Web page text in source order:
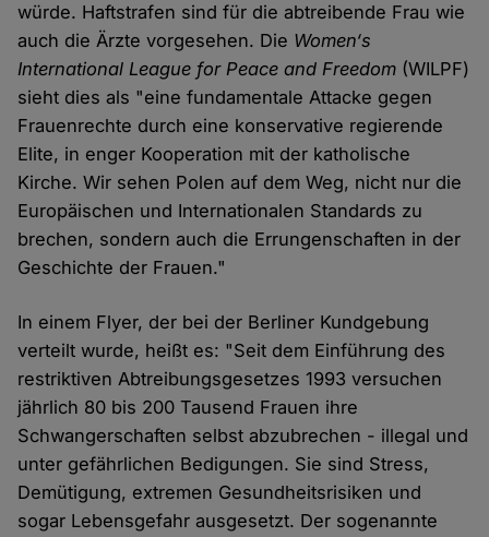
würde. Haftstrafen sind für die abtreibende Frau wie
auch die Ärzte vorgesehen. Die Women‘s
International League for Peace and Freedom (WILPF)
sieht dies als "eine fundamentale Attacke gegen
Frauenrechte durch eine konservative regierende
Elite, in enger Kooperation mit der katholische
Kirche. Wir sehen Polen auf dem Weg, nicht nur die
Europäischen und Internationalen Standards zu
brechen, sondern auch die Errungenschaften in der
Geschichte der Frauen."
In einem Flyer, der bei der Berliner Kundgebung
verteilt wurde, heißt es: "Seit dem Einführung des
restriktiven Abtreibungsgesetzes 1993 versuchen
jährlich 80 bis 200 Tausend Frauen ihre
Schwangerschaften selbst abzubrechen - illegal und
unter gefährlichen Bedigungen. Sie sind Stress,
Demütigung, extremen Gesundheitsrisiken und
sogar Lebensgefahr ausgesetzt. Der sogenannte